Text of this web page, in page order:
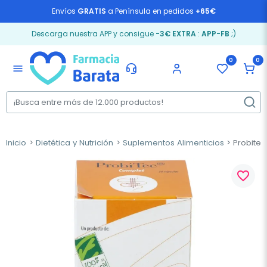
Envíos GRATIS a Península en pedidos +65€
Descarga nuestra APP y consigue -3€ EXTRA: APP-FB ;)
menu
0 0
Inicio Dietética y Nutrición Suplementos Alimenticios
favorite_border